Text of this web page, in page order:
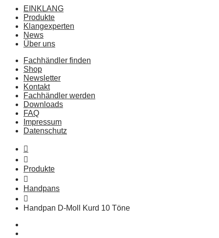
EINKLANG
Produkte
Klangexperten
News
Über uns
Fachhändler finden
Shop
Newsletter
Kontakt
Fachhändler werden
Downloads
FAQ
Impressum
Datenschutz
Produkte
Handpans
Handpan D-Moll Kurd 10 Töne